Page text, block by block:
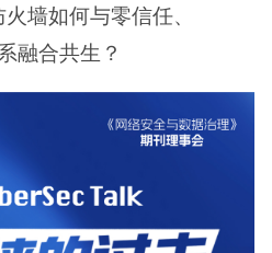
墙如何与零信任、
融合共生？